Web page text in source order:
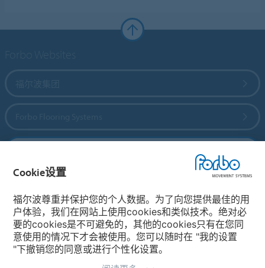
选择国家
选择您所在的国家
Cookie设置
福尔波尊重并保护您的个人数据。为了向您提供最佳的用
户体验，我们在网站上使用cookies和类似技术。绝对必
要的cookies是不可避免的，其他的cookies只有在您同
意使用的情况下才会被使用。您可以随时在 "我的设置
"下撤销您的同意或进行个性化设置。